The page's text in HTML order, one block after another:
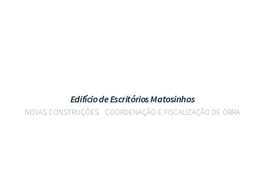
Edifício de Escritórios Matosinhos
NOVAS CONSTRUÇÕES COORDENAÇÃO E FISCALIZAÇÃO DE OBRA